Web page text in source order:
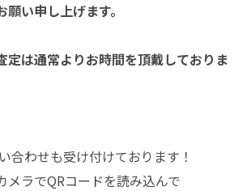
い申し上げます。
は通常よりお時間を頂戴しておりま
合わせも受け付けております！
メラでQRコードを読み込んで